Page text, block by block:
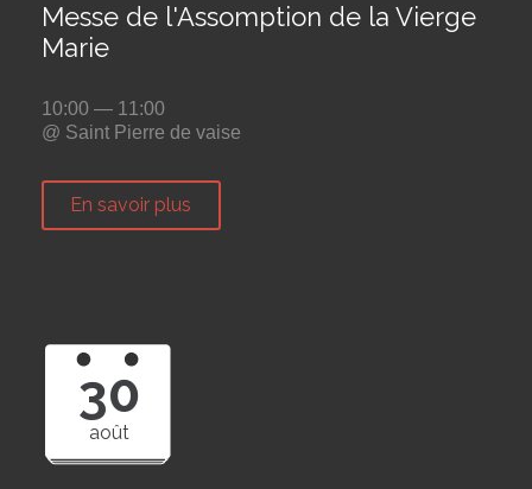
Messe de l'Assomption de la Vierge
Marie
10:00 — 11:00
@ Saint Pierre de vaise
En savoir plus
30
août